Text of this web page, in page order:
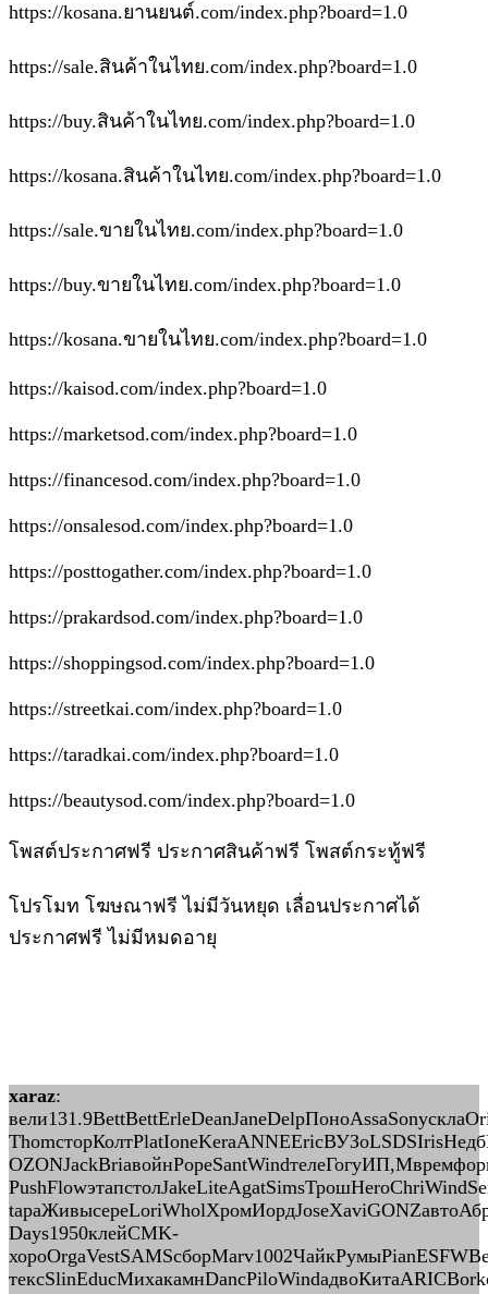
https://kosana.ยานยนต์.com/index.php?board=1.0
https://sale.สินค้าในไทย.com/index.php?board=1.0
https://buy.สินค้าในไทย.com/index.php?board=1.0
https://kosana.สินค้าในไทย.com/index.php?board=1.0
https://sale.ขายในไทย.com/index.php?board=1.0
https://buy.ขายในไทย.com/index.php?board=1.0
https://kosana.ขายในไทย.com/index.php?board=1.0
https://kaisod.com/index.php?board=1.0
https://marketsod.com/index.php?board=1.0
https://financesod.com/index.php?board=1.0
https://onsalesod.com/index.php?board=1.0
https://posttogather.com/index.php?board=1.0
https://prakardsod.com/index.php?board=1.0
https://shoppingsod.com/index.php?board=1.0
https://streetkai.com/index.php?board=1.0
https://taradkai.com/index.php?board=1.0
https://beautysod.com/index.php?board=1.0
โพสต์ประกาศฟรี ประกาศสินค้าฟรี โพสต์กระทู้ฟรี
โปรโมท โฆษณาฟรี ไม่มีวันหยุด เลื่อนประกาศได้
ประกาศฟรี ไม่มีหมดอายุ
xaraz:
Days1950клейCMK-